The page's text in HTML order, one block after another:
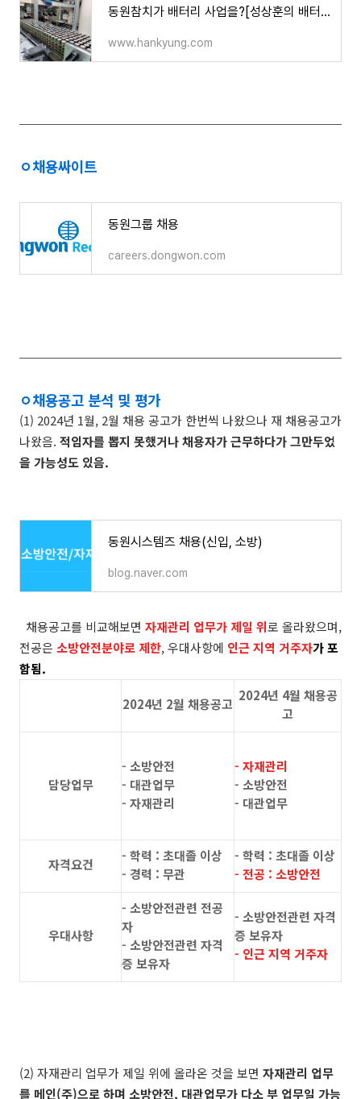
동원참치가 배터리 사업을?[성상훈의 배터리스토리]
www.hankyung.com
ㅇ채용싸이트
동원그룹 채용
careers.dongwon.com
ㅇ채용공고 분석 및 평가
(1) 2024년 1월, 2월 채용 공고가 한번씩 나왔으나 재 채용공고가
나왔음. 적임자를 뽑지 못했거나 채용자가 근무하다가 그만두었
을 가능성도 있음.
동원시스템즈 채용(신입, 소방)
blog.naver.com
채용공고를 비교해보면 자재관리 업무가 제일 위로 올라왔으며,
전공은 소방안전분야로 제한, 우대사항에 인근 지역 거주자가 포
함됨.
2024년 2월 채용공고
2024년 4월 채용공
고
담당업무
- 소방안전
- 대관업무
- 자재관리
- 자재관리
- 소방안전
- 대관업무
자격요건
- 학력 : 초대졸 이상
- 경력 : 무관
- 학력 : 초대졸 이상
- 전공 : 소방안전
우대사항
- 소방안전관련 전공
자
- 소방안전관련 자격
증 보유자
- 소방안전관련 자격
증 보유자
- 인근 지역 거주자
(2) 자재관리 업무가 제일 위에 올라온 것을 보면 자재관리 업무
를 메인(주)으로 하며 소방안전, 대관업무가 다소 부 업무일 가능